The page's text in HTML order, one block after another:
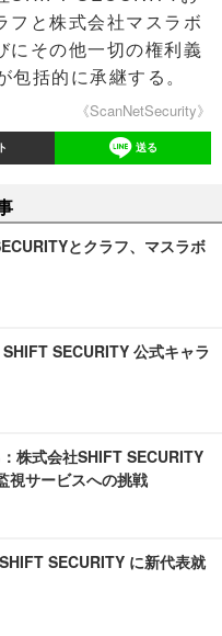
フと株式会社マスラボ
にその他一切の権利義
括的に承継する。
《ScanNetSecurity》
送る
とクラフ、マスラボ
SECURITY 公式キャラ
株式会社SHIFT SECURITY
視サービスへの挑戦
SECURITY に新代表就